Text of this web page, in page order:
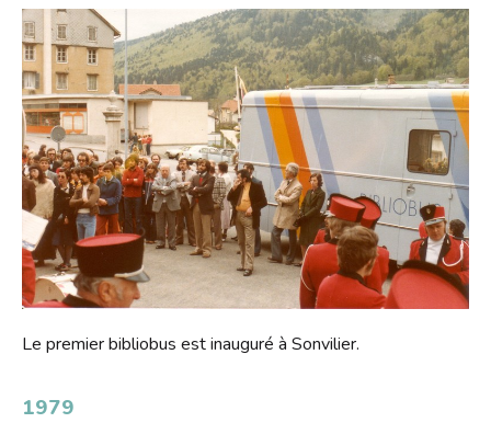
Le premier bibliobus est inauguré à Sonvilier.
1979